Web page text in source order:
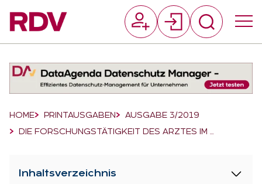
Breadcrumb-Navigation
HOME PRINTAUSGABEN
AUSGABE 3/2019
DIE FORSCHUNGSTÄTIGKEIT DES ARZTES IM …
Inhaltsverzeichnis